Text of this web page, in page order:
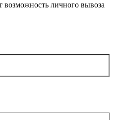
возможность личного вывоза